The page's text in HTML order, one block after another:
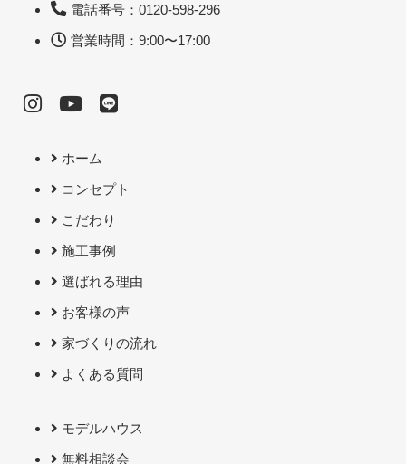
電話番号：0120-598-296
営業時間：9:00〜17:00
ホーム
コンセプト
こだわり
施工事例
選ばれる理由
お客様の声
家づくりの流れ
よくある質問
モデルハウス
無料相談会